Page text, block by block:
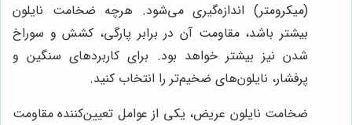
(میکرومتر) اندازه‌گیری می‌شود. هرچه ضخامت نایلون
بیشتر باشد، مقاومت آن در برابر پارگی، کشش و سوراخ
شدن نیز بیشتر خواهد بود. برای کاربردهای سنگین و
پرفشار، نایلون‌های ضخیم‌تر را انتخاب کنید.
ضخامت نایلون عریض، یکی از عوامل تعیین‌کننده مقاومت